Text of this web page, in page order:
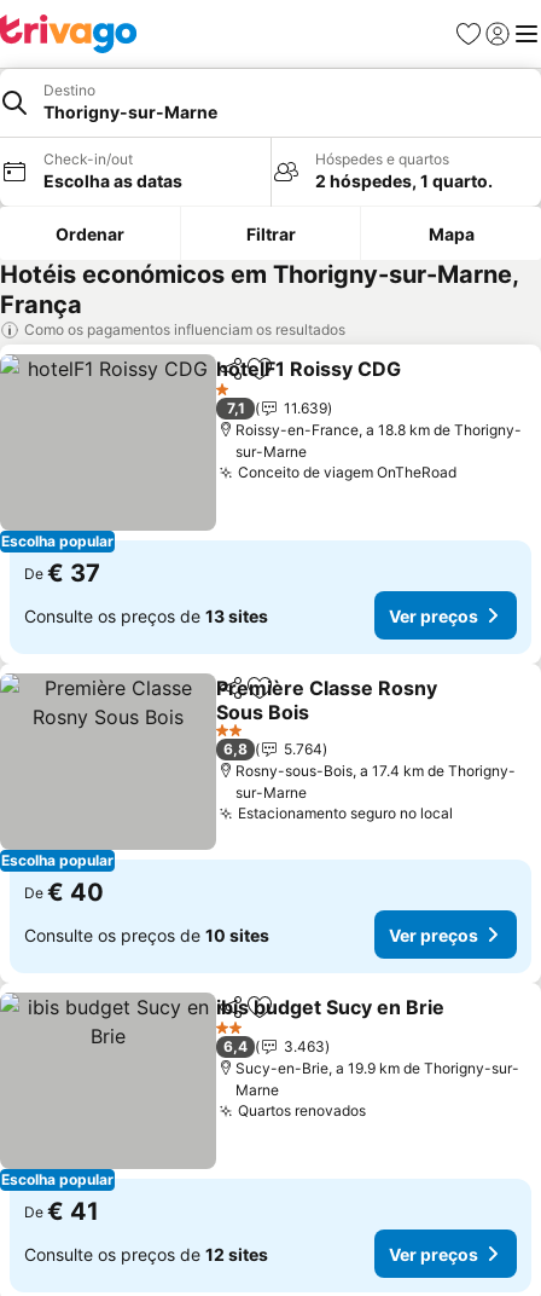
Favoritos
Iniciar
Destino
Thorigny-sur-Marne
Check-in/out
Escolha as datas
Hóspedes e quartos
2 hóspedes, 1 quarto.
Ordenar Filtrar Mapa
Hotéis económicos em Thorigny-sur-Marne,
França
Como os pagamentos influenciam os resultados
Escolha popular
PartilharAdicionar aos favoritos
hotelF1 Roissy CDG
1 Estrelas
7,1
11.639
Roissy-en-France, a 18.8 km de Thorigny-
sur-Marne
Conceito de viagem OnTheRoadVer
De € 37
Consulte os preços de 13 sites Ver preços
Escolha popular
PartilharAdicionar aos favoritos
Première Classe Rosny
Sous Bois
Ver preços
2 Estrelas
6,8
5.764
Rosny-sous-Bois, a 17.4 km de Thorigny-
sur-Marne
Estacionamento seguro no local
De € 40
Consulte os preços de 10 sites Ver preços
Escolha popular
PartilharAdicionar aos favoritos
ibis budget Sucy en Brie
2 Estrelas
6,4
3.463
Sucy-en-Brie, a 19.9 km de Thorigny-sur-
Marne
Quartos renovadosVer preços
De € 41
Consulte os preços de 12 sites Ver preços